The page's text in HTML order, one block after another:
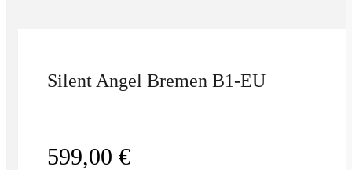
Silent Angel Bremen B1-EU
599,00 €